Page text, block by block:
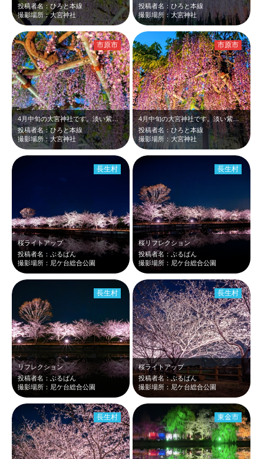
投稿者名：ひろと本線
撮影場所：大宮神社
投稿者名：ひろと本線
撮影場所：大宮神社
4月中旬の大宮神社です。淡い紫の花がライトアップされ、青さの残る夜空に映えて綺…
投稿者名：ひろと本線
撮影場所：大宮神社
市原市
4月中旬の大宮神社です。淡い紫の藤がライトアップされ、日の入り間もない青さの残…
投稿者名：ひろと本線
撮影場所：大宮神社
市原市
桜ライトアップ
投稿者名：ぶるばん
撮影場所：尼ケ台総合公園
長生村
桜リフレクション
投稿者名：ぶるばん
撮影場所：尼ケ台総合公園
長生村
リフレクション
投稿者名：ぶるばん
撮影場所：尼ケ台総合公園
長生村
桜ライトアップ
投稿者名：ぶるばん
撮影場所：尼ケ台総合公園
長生村
長生村 東金市